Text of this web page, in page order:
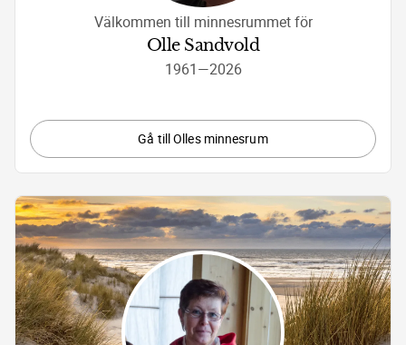
Välkommen till minnesrummet för
Olle Sandvold
1961—2026
Gå till Olles minnesrum